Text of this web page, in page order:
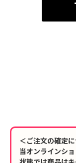
＜ご注文の確定
当オンラインシ